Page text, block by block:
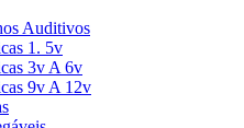
Auditivos
1. 5v
3v A 6v
9v A 12v